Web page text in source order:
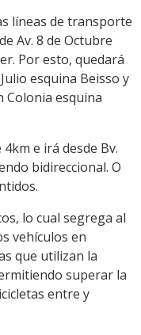
líneas de transporte
Av. 8 de Octubre
Por esto, quedará
esquina Beisso y
Colonia esquina
e irá desde Bv.
bidireccional. O
lo cual segrega al
vehículos en
que utilizan la
superar la
entre y